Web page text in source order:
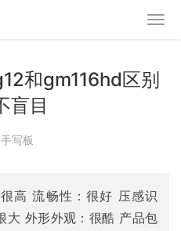
和gm116hd区别
盲目
手写板
高 流畅性：很好 压感识
大 外形外观：很酷 产品包